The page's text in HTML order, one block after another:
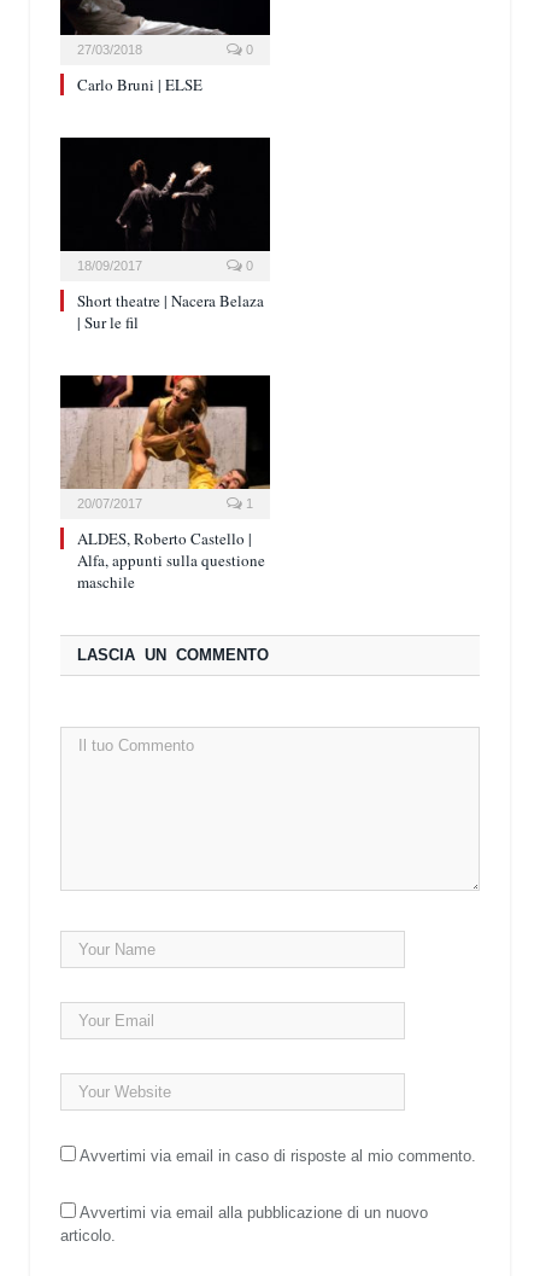
27/03/2018 0
Carlo Bruni | ELSE
18/09/2017 0
Short theatre | Nacera Belaza
| Sur le fil
20/07/2017 1
ALDES, Roberto Castello |
Alfa, appunti sulla questione
maschile
LASCIA UN COMMENTO
Avvertimi via email in caso di risposte al mio commento.
Avvertimi via email alla pubblicazione di un nuovo
articolo.